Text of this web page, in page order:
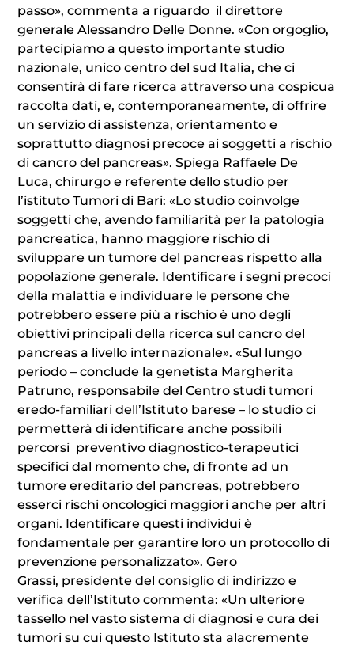
passo», commenta a riguardo il direttore
generale Alessandro Delle Donne. «Con orgoglio,
partecipiamo a questo importante studio
nazionale, unico centro del sud Italia, che ci
consentirà di fare ricerca attraverso una cospicua
raccolta dati, e, contemporaneamente, di offrire
un servizio di assistenza, orientamento e
soprattutto diagnosi precoce ai soggetti a rischio
di cancro del pancreas». Spiega Raffaele De
Luca, chirurgo e referente dello studio per
l’istituto Tumori di Bari: «Lo studio coinvolge
soggetti che, avendo familiarità per la patologia
pancreatica, hanno maggiore rischio di
sviluppare un tumore del pancreas rispetto alla
popolazione generale. Identificare i segni precoci
della malattia e individuare le persone che
potrebbero essere più a rischio è uno degli
obiettivi principali della ricerca sul cancro del
pancreas a livello internazionale». «Sul lungo
periodo – conclude la genetista Margherita
Patruno, responsabile del Centro studi tumori
eredo-familiari dell’Istituto barese – lo studio ci
permetterà di identificare anche possibili
percorsi preventivo diagnostico-terapeutici
specifici dal momento che, di fronte ad un
tumore ereditario del pancreas, potrebbero
esserci rischi oncologici maggiori anche per altri
organi. Identificare questi individui è
fondamentale per garantire loro un protocollo di
prevenzione personalizzato». Gero
Grassi, presidente del consiglio di indirizzo e
verifica dell’Istituto commenta: «Un ulteriore
tassello nel vasto sistema di diagnosi e cura dei
tumori su cui questo Istituto sta alacremente